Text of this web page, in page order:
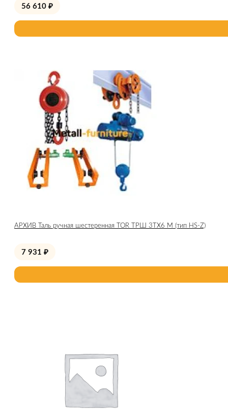
56 610 ₽
АРХИВ Таль ручная шестеренная TOR ТРШ 3ТХ6 М (тип HS-Z)
7 931 ₽